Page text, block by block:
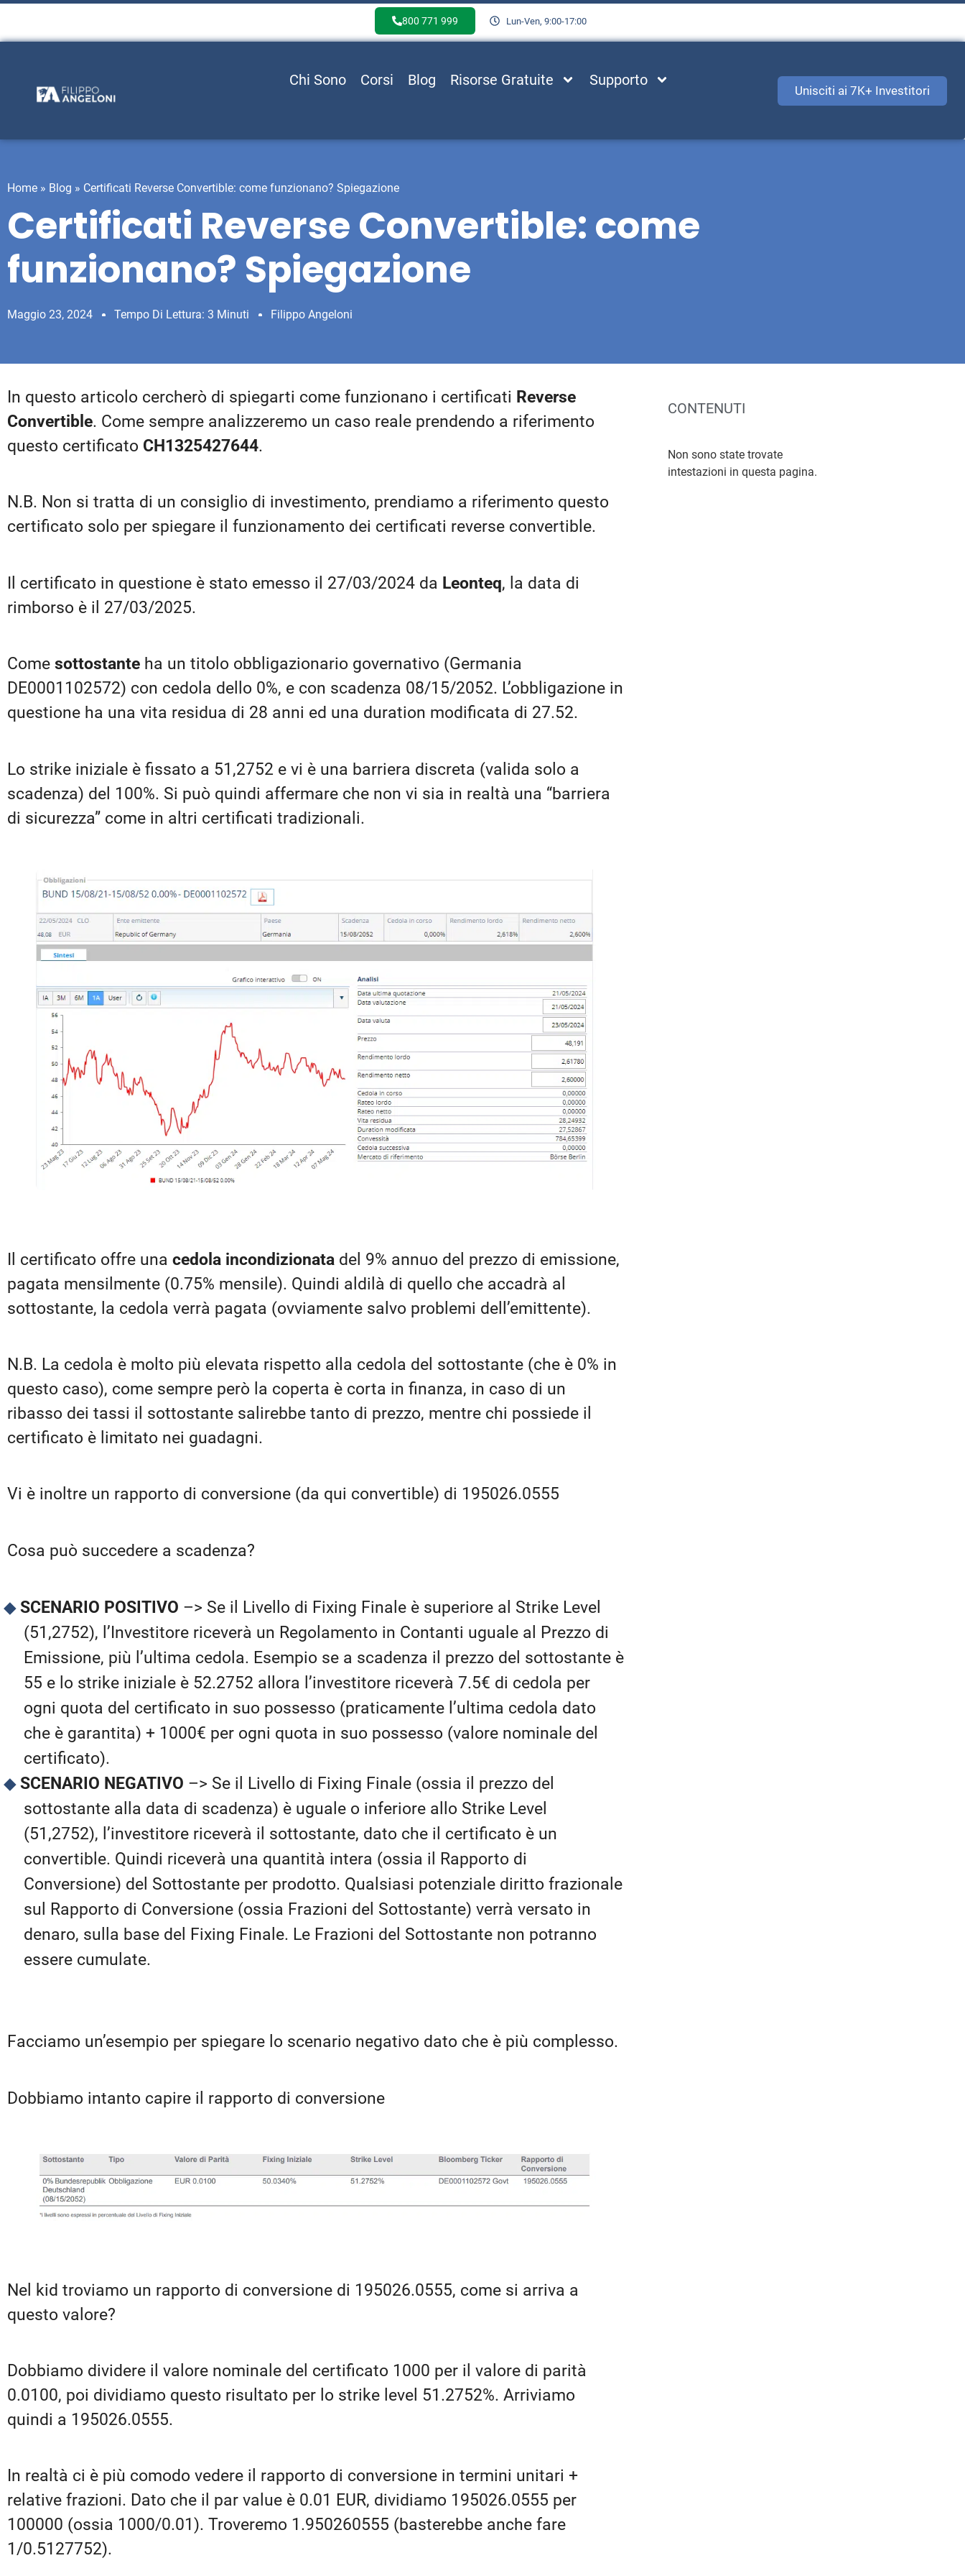
800 771 999 Lun-Ven, 9:00-17:00
Chi Sono Corsi Blog Risorse Gratuite Supporto
Unisciti ai 7K+ Investitori
Home » Blog » Certificati Reverse Convertible: come funzionano? Spiegazione
Certificati Reverse Convertible: come
funzionano? Spiegazione
Maggio 23, 2024 Tempo Di Lettura: 3 Minuti Filippo Angeloni
In questo articolo cercherò di spiegarti come funzionano i certificati Reverse
Convertible. Come sempre analizzeremo un caso reale prendendo a riferimento
questo certificato CH1325427644.
N.B. Non si tratta di un consiglio di investimento, prendiamo a riferimento questo
certificato solo per spiegare il funzionamento dei certificati reverse convertible.
Il certificato in questione è stato emesso il 27/03/2024 da Leonteq, la data di
rimborso è il 27/03/2025.
Come sottostante ha un titolo obbligazionario governativo (Germania
DE0001102572) con cedola dello 0%, e con scadenza 08/15/2052. L’obbligazione in
questione ha una vita residua di 28 anni ed una duration modificata di 27.52.
Lo strike iniziale è fissato a 51,2752 e vi è una barriera discreta (valida solo a
scadenza) del 100%. Si può quindi affermare che non vi sia in realtà una “barriera
di sicurezza” come in altri certificati tradizionali.
Il certificato offre una cedola incondizionata del 9% annuo del prezzo di emissione,
pagata mensilmente (0.75% mensile). Quindi aldilà di quello che accadrà al
sottostante, la cedola verrà pagata (ovviamente salvo problemi dell’emittente).
N.B. La cedola è molto più elevata rispetto alla cedola del sottostante (che è 0% in
questo caso), come sempre però la coperta è corta in finanza, in caso di un
ribasso dei tassi il sottostante salirebbe tanto di prezzo, mentre chi possiede il
certificato è limitato nei guadagni.
Vi è inoltre un rapporto di conversione (da qui convertible) di 195026.0555
Cosa può succedere a scadenza?
SCENARIO POSITIVO –> Se il Livello di Fixing Finale è superiore al Strike Level
(51,2752), l’Investitore riceverà un Regolamento in Contanti uguale al Prezzo di
Emissione, più l’ultima cedola. Esempio se a scadenza il prezzo del sottostante è
55 e lo strike iniziale è 52.2752 allora l’investitore riceverà 7.5€ di cedola per
ogni quota del certificato in suo possesso (praticamente l’ultima cedola dato
che è garantita) + 1000€ per ogni quota in suo possesso (valore nominale del
certificato).
SCENARIO NEGATIVO –> Se il Livello di Fixing Finale (ossia il prezzo del
sottostante alla data di scadenza) è uguale o inferiore allo Strike Level
(51,2752), l’investitore riceverà il sottostante, dato che il certificato è un
convertible. Quindi riceverà una quantità intera (ossia il Rapporto di
Conversione) del Sottostante per prodotto. Qualsiasi potenziale diritto frazionale
sul Rapporto di Conversione (ossia Frazioni del Sottostante) verrà versato in
denaro, sulla base del Fixing Finale. Le Frazioni del Sottostante non potranno
essere cumulate.
Facciamo un’esempio per spiegare lo scenario negativo dato che è più complesso.
Dobbiamo intanto capire il rapporto di conversione
Nel kid troviamo un rapporto di conversione di 195026.0555, come si arriva a
questo valore?
Dobbiamo dividere il valore nominale del certificato 1000 per il valore di parità
0.0100, poi dividiamo questo risultato per lo strike level 51.2752%. Arriviamo
quindi a 195026.0555.
In realtà ci è più comodo vedere il rapporto di conversione in termini unitari +
relative frazioni. Dato che il par value è 0.01 EUR, dividiamo 195026.0555 per
100000 (ossia 1000/0.01). Troveremo 1.950260555 (basterebbe anche fare
1/0.5127752).
CONTENUTI
Non sono state trovate
intestazioni in questa pagina.